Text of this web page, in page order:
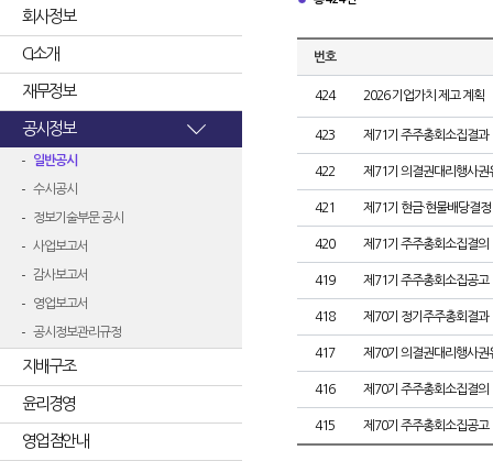
회사정보
CI소개
재무정보
공시정보
일반공시
수시공시
정보기술부문 공시
사업보고서
감사보고서
영업보고서
공시정보관리규정
지배구조
윤리경영
영업점안내
번호
424 2026 기업가치 제고 계획
423 제71기 주주총회소집결과
422 제71기 의결권대리행사권
421 제71기 현금·현물배당결정
420 제71기 주주총회소집결의
419 제71기 주주총회소집공고
418 제70기 정기주주총회결과
417 제70기 의결권대리행사권
416 제70기 주주총회소집결의
415 제70기 주주총회소집공고